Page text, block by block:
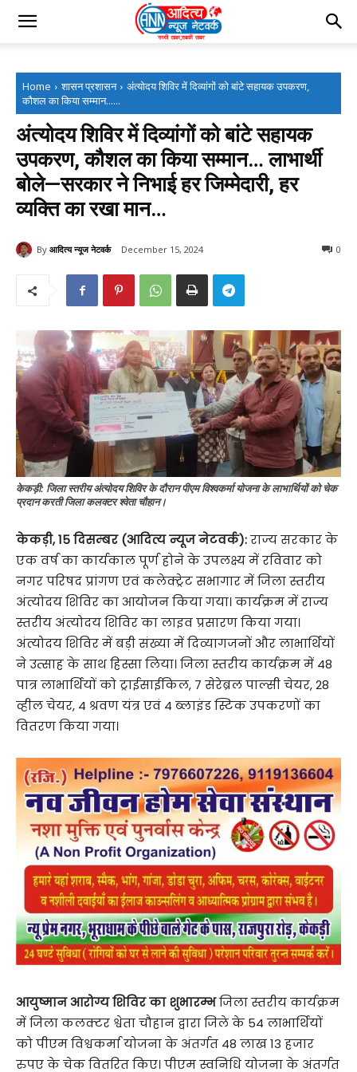
Home शासन प्रशासन
अंत्योदय शिविर में दिव्यांगों को बांटे सहायक उपकरण,
कौशल का किया सम्मान......
अंत्योदय शिविर में दिव्यांगों को बांटे सहायक
उपकरण, कौशल का किया सम्मान… लाभार्थी
बोले—सरकार ने निभाई हर जिम्मेदारी, हर
व्यक्ति का रखा मान…
By आदित्य न्यूज नेटवर्क December 15, 2024 0
केकड़ी: जिला स्तरीय अंत्योदय शिविर के दौरान पीएम विश्वकर्मा योजना के लाभार्थियों को चेक
प्रदान करती जिला कलक्टर श्वेता चौहान।
केकड़ी,15 दिसम्बर (आदित्य न्यूज नेटवर्क):राज्य सरकार के
एक वर्ष का कार्यकाल पूर्ण होने के उपलक्ष्य में रविवार को
नगर परिषद प्रांगण एवं कलेक्ट्रेट सभागार में जिला स्तरीय
अंत्योदय शिविर का आयोजन किया गया। कार्यक्रम में राज्य
स्तरीय अंत्योदय शिविर का लाइव प्रसारण किया गया।
अंत्योदय शिविर में बड़ी संख्या में दिव्यागजनों और लाभार्थियों
ने उत्साह के साथ हिस्सा लिया। जिला स्तरीय कार्यक्रम में 48
पात्र लाभार्थियों को ट्राईसाईकिल, 7 सेरेब्रल पाल्सी चेयर, 28
व्हील चेयर, 4 श्रवण यंत्र एवं 4 ब्लाइंड स्टिक उपकरणों का
वितरण किया गया।
आयुष्मान आरोग्य शिविर का शुभारम्भजिला स्तरीय कार्यक्रम
में जिला कलक्टर श्वेता चौहान द्वारा जिले के 54 लाभार्थियों
को पीएम विश्वकर्मा योजना के अंतर्गत 48 लाख 13 हजार
रुपए के चेक वितरित किए। पीएम स्वनिधि योजना के अंतर्गत